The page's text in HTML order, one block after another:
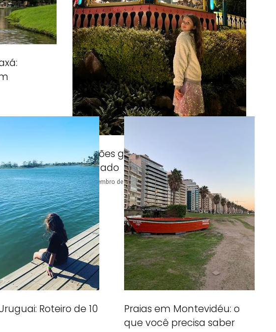
Atrações gratuitas no Natal Luz de
Gramado
15 de dezembro de 2022
Roteiro de 10
Praias em Montevidéu: o
que você precisa saber